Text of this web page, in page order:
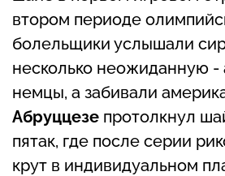
втором периоде
болельщики услышали
несколько неожиданную -
немцы, а забивали
Абруццезе протолкнул
пятак, где после серии
крут в индивидуальном